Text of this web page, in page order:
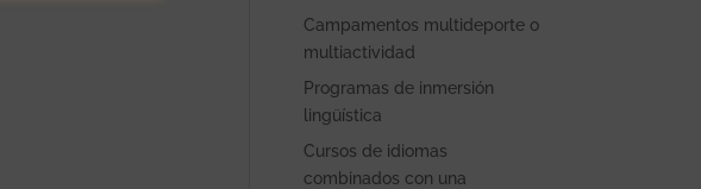
Campamentos multideporte o
multiactividad
Programas de inmersión
lingüística
Cursos de idiomas
combinados con una